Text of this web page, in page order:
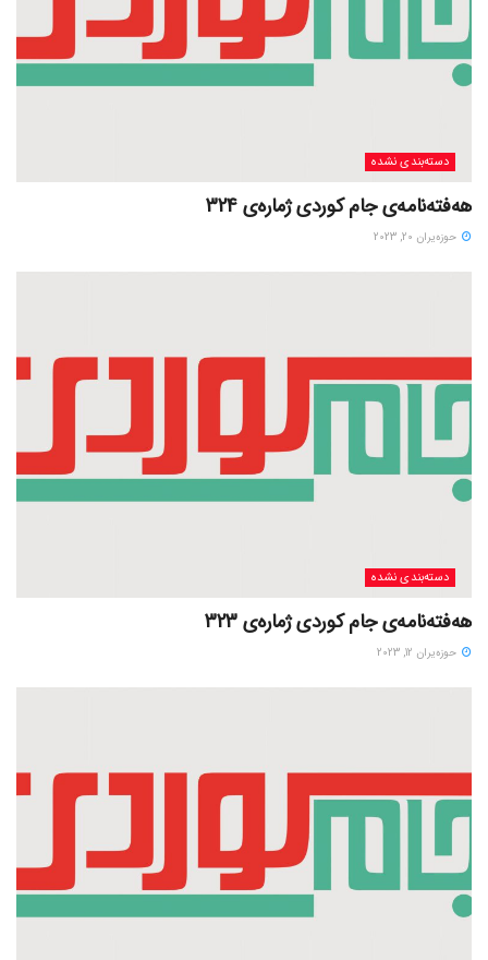
دسته‌بندی نشده
هەفتەنامەی جام کوردی ژمارەی 324
حوزه‌یران 20, 2023
دسته‌بندی نشده
هەفتەنامەی جام کوردی ژمارەی 323
حوزه‌یران 12, 2023